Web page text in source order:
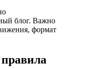
блог. Важно
формат